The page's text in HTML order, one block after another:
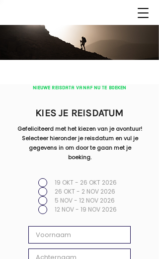
nieuwe reisdata vanaf nu te boeken
KIES JE REISDATUM
Gefeliciteerd met het kiezen van je avontuur!
Selecteer hieronder je reisdatum en vul je
gegevens in om door te gaan met je
boeking.
19 OKT - 26 OKT 2026
26 OKT - 2 NOV 2026
5 NOV - 12 NOV 2026
12 NOV - 19 NOV 2026